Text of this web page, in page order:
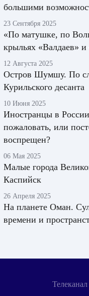
большими
23 Сентября 2025
«По матушке, по
крыльях «Валдаев»
12 Августа 2025
Остров Шумшу. По
Курильского десанта
10 Июня 2025
Иностранцы в
пожаловать, или
воспрещен?
06 Мая 2025
Малые города
Каспийск
26 Апреля 2025
На планете Оман.
времени и
Телеканал